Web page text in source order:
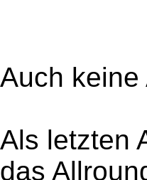
Auch
Als letzten
das